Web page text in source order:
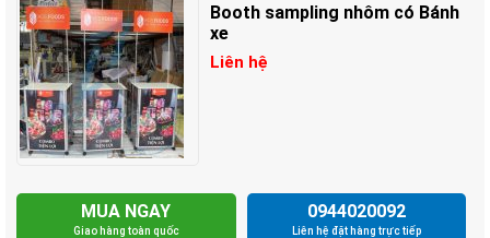
Booth sampling nhôm có Bánh
xe
Liên hệ
MUA NGAY
Giao hàng toàn quốc
0944020092
Liên hệ đặt hàng trực tiếp